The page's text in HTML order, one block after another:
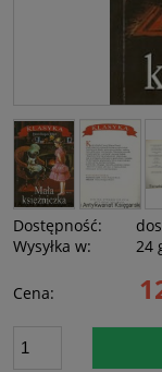
Dostępność:
Wysyłka w:
24
Cena: